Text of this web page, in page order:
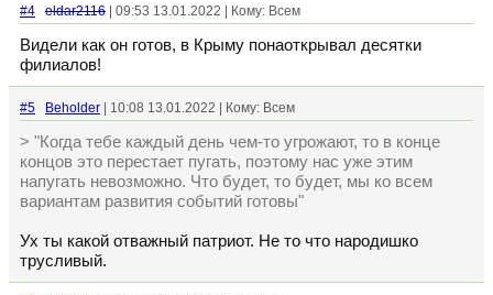
#4 eldar2116 | 09:53 13.01.2022 | Кому: Всем
Видели как он готов, в Крыму понаоткрывал десятки
филиалов!
#5 Beholder | 10:08 13.01.2022 | Кому: Всем
> "Когда тебе каждый день чем-то угрожают, то в конце
концов это перестает пугать, поэтому нас уже этим
напугать невозможно. Что будет, то будет, мы ко всем
вариантам развития событий готовы"
Ух ты какой отважный патриот. Не то что народишко
трусливый.